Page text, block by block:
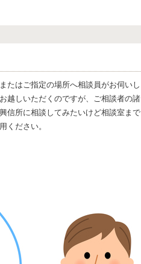
たはご指定の場所へ相談員がお伺いし
越しいただくのですが、ご相談者の諸
信所に相談してみたいけど相談室まで
ください。